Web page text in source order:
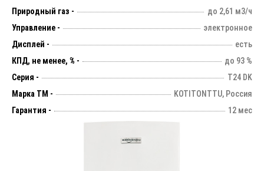
Природный газ -
до 2,61 м3/ч
Управление -
электронное
Дисплей -
есть
КПД, не менее, % -
до 93 %
Серия -
T24 DK
Марка ТМ -
KOTITONTTU, Россия
Гарантия -
12 мес